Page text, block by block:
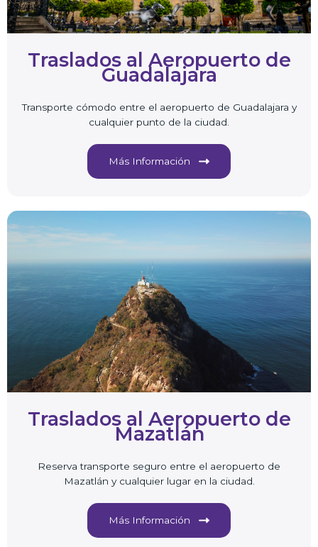
Traslados al Aeropuerto de
Guadalajara
Transporte cómodo entre el aeropuerto de Guadalajara y
cualquier punto de la ciudad.
Más Información
Traslados al Aeropuerto de
Mazatlán
Reserva transporte seguro entre el aeropuerto de
Mazatlán y cualquier lugar en la ciudad.
Más Información